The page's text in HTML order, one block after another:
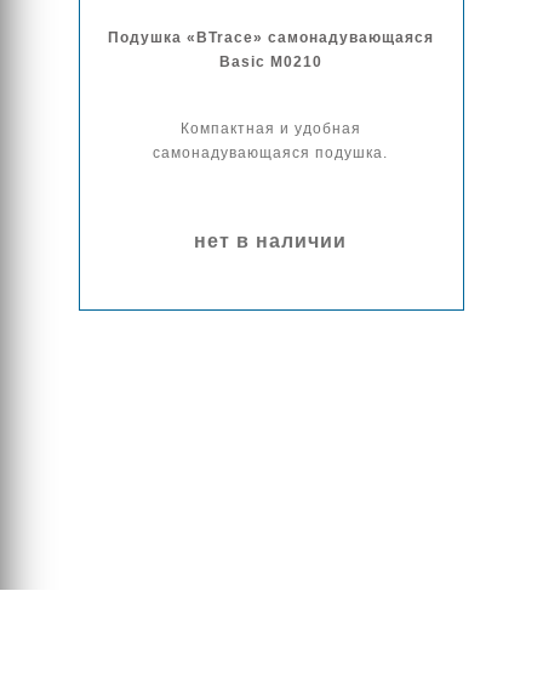
Подушка «BTrace» самонадувающаяся
Basic M0210
Компактная и удобная
самонадувающаяся подушка.
нет в наличии